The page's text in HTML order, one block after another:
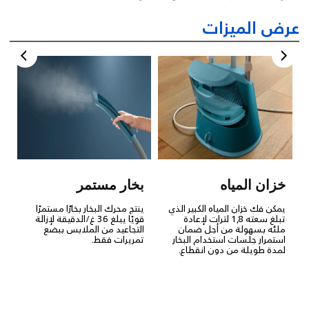
عرض الميزات
خزان المياه
يمكن فك خزان المياه الكبير الذي
تبلغ سعته 1,8 لترات لإعادة
ملئه بسهولة من أجل ضمان
استمرار جلسات استخدام البخار
لمدة طويلة من دون انقطاع.
بخار مستمر
ينتج محرك البخار بخارًا مستمرًا
قويًا يبلغ 36 غ/الدقيقة لإزالة
التجاعيد من الملابس ببضع
تمريرات فقط.